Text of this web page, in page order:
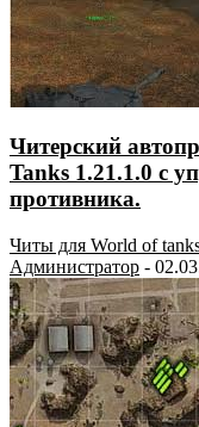
Читерский
Tanks 1.21.1.0 с
противника.
Читы для World of
Администратор -